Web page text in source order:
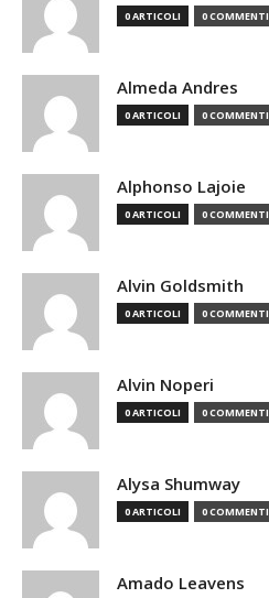
0 ARTICOLI 0 COMMENTI
Almeda Andres
0 ARTICOLI 0 COMMENTI
Alphonso Lajoie
0 ARTICOLI 0 COMMENTI
Alvin Goldsmith
0 ARTICOLI 0 COMMENTI
Alvin Noperi
0 ARTICOLI 0 COMMENTI
Alysa Shumway
0 ARTICOLI 0 COMMENTI
Amado Leavens